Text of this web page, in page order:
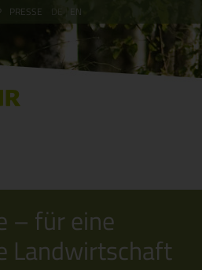
PRESSE EN
– für eine
Landwirtschaft